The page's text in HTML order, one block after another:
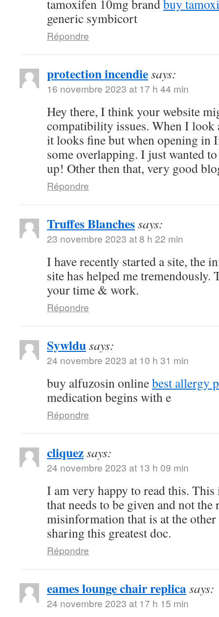
tamoxifen 10mg brandbuy
generic symbicort
Répondre
protection incendiesays:
16 novembre 2023 at 17 h 44 min
Hey there, I think your website
compatibility issues. When I
it looks fine but when opening in
some overlapping. I just wanted
up! Other then that, very good
Répondre
Truffes Blanchessays:
23 novembre 2023 at 8 h 22 min
I have recently started a site, the
site has helped me
your time & work.
Répondre
Sywldusays:
24 novembre 2023 at 10 h 31 min
buy alfuzosin onlinebest allergy
medication begins with e
Répondre
cliquezsays:
24 novembre 2023 at 13 h 09 min
I am very happy to read this.
that needs to be given and not the
misinformation that is at the
sharing this greatest doc.
Répondre
eames lounge chair replicasays:
24 novembre 2023 at 17 h 15 min